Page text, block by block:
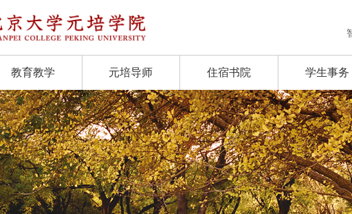
教育教学 元培导师 住宿书院 学生事务